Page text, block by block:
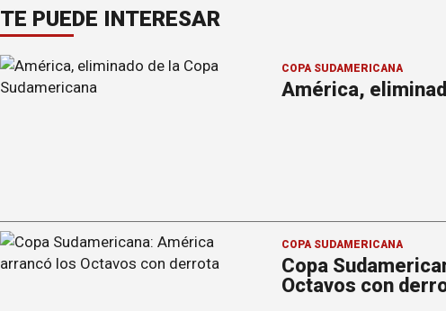
TE PUEDE INTERESAR
COPA SUDAMERICANA
América,
COPA SUDAMERICANA
Copa
Octavos con